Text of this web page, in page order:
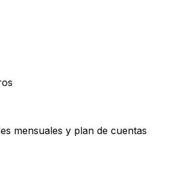
mensuales y plan de cuentas